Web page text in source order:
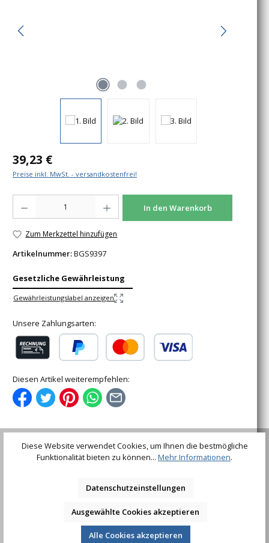
Regulärer Preis:
39,23 €
Preise inkl. MwSt. - versandkostenfrei!
In den Warenkorb
Zum Merkzettel hinzufügen
Artikelnummer:BGS9397
Gesetzliche Gewährleistung
Gewährleistungslabel anzeigen
Unsere Zahlungsarten:
Diesen Artikel weiterempfehlen:
Beschreibung
Kabelschuhe, Serien- und Parallelverbinderfür Kupfer-
Diese Website verwendet Cookies, um Ihnen die bestmögliche
Funktionalität bieten zu können... Mehr Informationen.
Datenschutzeinstellungen
Ausgewählte Cookies akzeptieren
Alle Cookies akzeptieren